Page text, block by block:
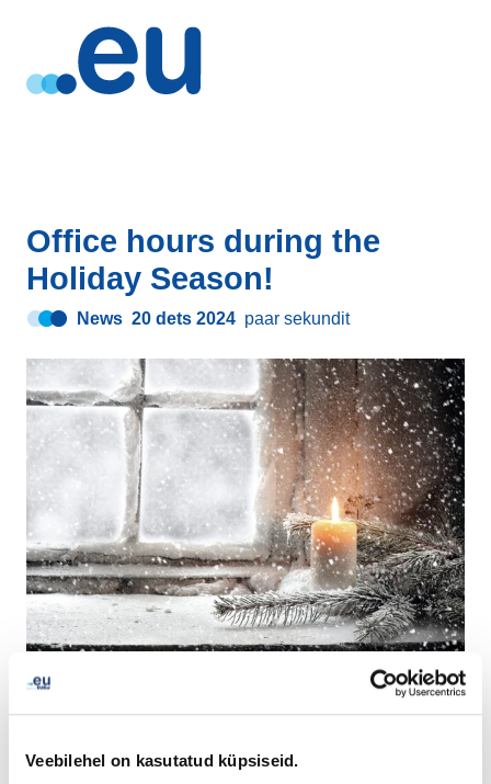
Veebilehel on kasutatud küpsiseid.
Office hours during the
Holiday Season!
News 20 dets 2024 paar sekundit
Kindly note that our offices are closed as of
3 PM on 24
and 31 December and closed whole day on 25